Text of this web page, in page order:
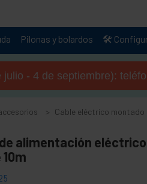
Pilonas y bolardos 🛠️
- 4 de septiembre):
Cable eléctrico montado
alimentación eléctrico
10m